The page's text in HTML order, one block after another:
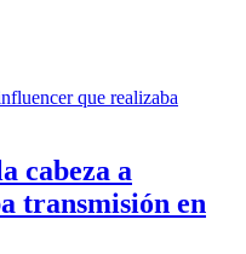
cabeza a
transmisión en